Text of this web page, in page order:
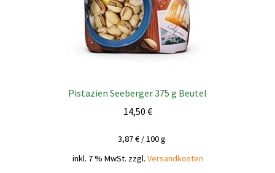
Pistazien Seeberger 375 g Beutel
14,50 €
3,87€ /100g
inkl. 7 % MwSt. zzgl. Versandkosten